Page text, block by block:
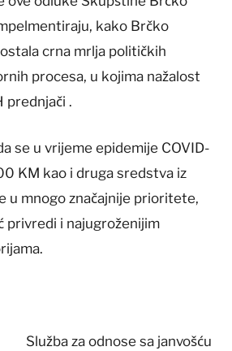
kako Brčko
crna mrlja političkih
procesa, u kojima nažalost
prednjači .
se u vrijeme epidemije COVID-
KM kao i druga sredstva iz
u mnogo značajnije prioritete,
privredi i najugroženijim
Služba za odnose sa janvošću